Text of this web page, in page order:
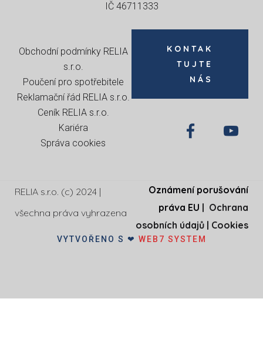
IČ 46711333
Obchodní podmínky RELIA
s.r.o.
Poučení pro spotřebitele
Reklamační řád RELIA s.r.o.
Ceník RELIA s.r.o.
Kariéra
Správa cookies
KONTAK
TUJTE
NÁS
RELIA s.r.o. (c) 2024 |
všechna práva vyhrazena
Oznámení porušování
práva EU | Ochrana
osobních údajů | Cookies
VYTVOŘENO S ❤ WEB7 SYSTEM